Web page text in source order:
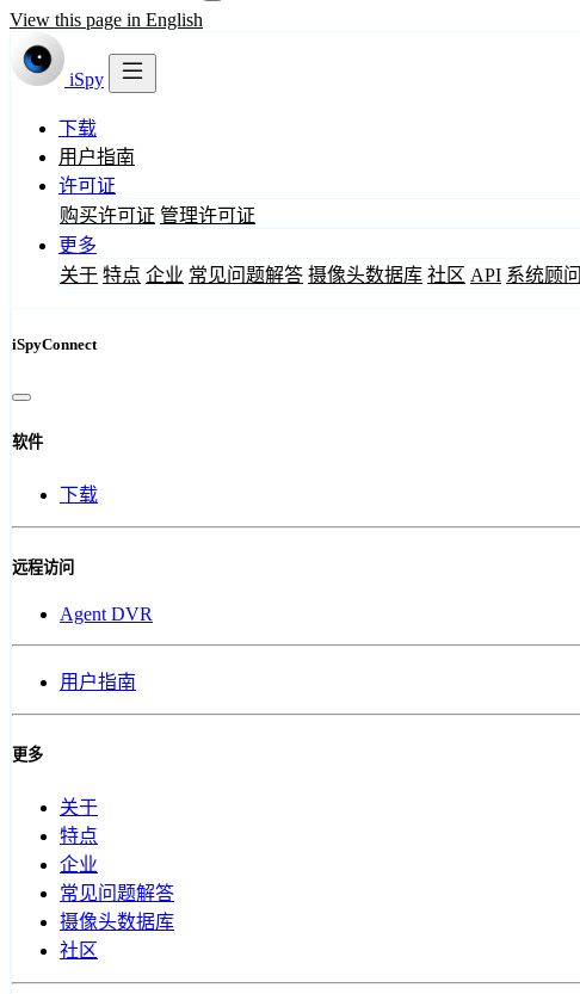
View this page in English
iSpy
下载
用户指南
许可证
购买许可证 管理许可证
更多
关于 特点 企业 常见问题解答 摄像头数据库 社区 API 系统顾问
iSpyConnect
软件
下载
远程访问
Agent DVR
用户指南
更多
关于
特点
企业
常见问题解答
摄像头数据库
社区